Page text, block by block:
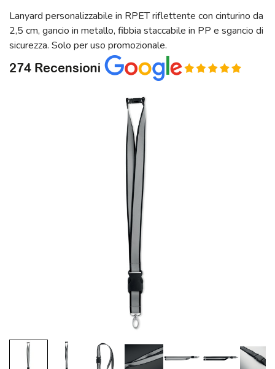
Lanyard personalizzabile in RPET riflettente con cinturino da
2,5 cm, gancio in metallo, fibbia staccabile in PP e sgancio di
sicurezza. Solo per uso promozionale.